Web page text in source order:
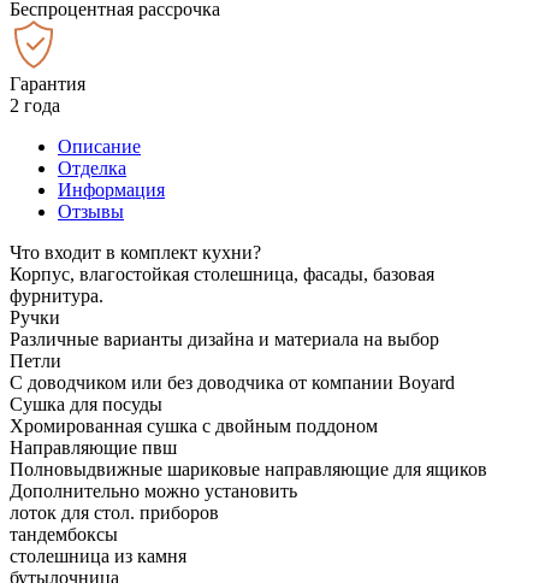
Беспроцентная рассрочка
Гарантия
2 года
Описание
Отделка
Информация
Отзывы
Что входит в комплект кухни?
Корпус, влагостойкая столешница, фасады, базовая
фурнитура.
Ручки
Различные варианты дизайна и материала на выбор
Петли
С доводчиком или без доводчика от компании Boyard
Сушка для посуды
Хромированная сушка с двойным поддоном
Направляющие пвш
Полновыдвижные шариковые направляющие для ящиков
Дополнительно можно установить
лоток для стол. приборов
тандембоксы
столешница из камня
бутылочница